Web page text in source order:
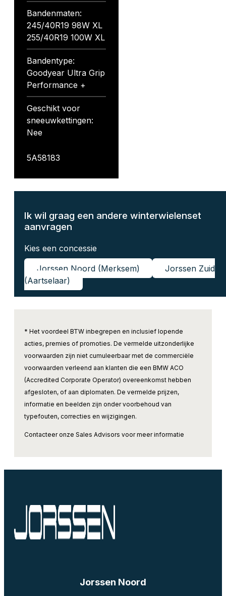
Bandenmaten:
245/40R19 98W XL
255/40R19 100W XL
Bandentype:
Goodyear Ultra Grip
Performance +
Geschikt voor
sneeuwkettingen:
Nee
5A58183
Ik wil graag een andere winterwielenset
aanvragen
Kies een concessie
Jorssen Noord (Merksem)
Jorssen Zuid
(Aartselaar)
* Het voordeel BTW inbegrepen en inclusief lopende
acties, premies of promoties. De vermelde uitzonderlijke
voorwaarden zijn niet cumuleerbaar met de commerciële
voorwaarden verleend aan klanten die een BMW ACO
(Accredited Corporate Operator) overeenkomst hebben
afgesloten, of aan diplomaten. De vermelde prijzen,
informatie en beelden zijn onder voorbehoud van
typefouten, correcties en wijzigingen.
Contacteer onze Sales Advisors voor meer informatie
Jorssen Noord